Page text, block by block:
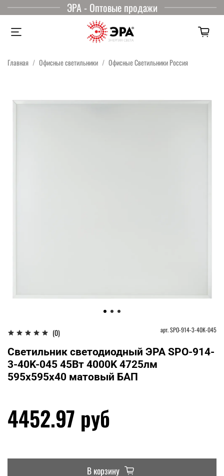
ЭРА - Оптовые продажи
Главная Офисные светильники Офисные Светильники Россия
(0) арт.SPO-914-3-40K-045
Светильник светодиодный ЭРА SPO-914-
3-40K-045 45Вт 4000K 4725лм
595x595x40 матовый БАП
4452.97 руб
В корзину